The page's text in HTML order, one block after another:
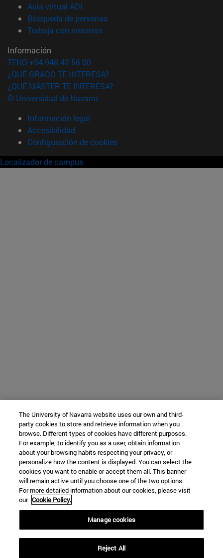
Aula virtual ADI
Búsqueda de personas(abre en nueva ventana)
Trabaja con nosotros(abre en nueva ventana)
Información
TFNO +34 948 42 56 00
¿QUÉ GRADO TE INTERESA?
¿QUÉ MÁSTER TE INTERESA?
© Universidad de Navarra
Información legal
Accesibilidad
Configuración de cookies
Localizador de campus
The University of Navarra website uses our own and third-
party cookies to store and retrieve information when you
browse. Different types of cookies have different purposes.
For example, to identify you as a user, obtain information
about your browsing habits respecting your privacy, or
personalize how the content is displayed. You can select the
cookies you want to enable or accept them all. This banner
will remain active until you choose one of the two options.
For more detailed information about our cookies, please visit
our Cookie Policy.
Manage cookies
Reject All